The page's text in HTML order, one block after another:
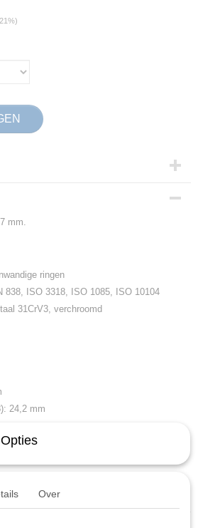
mm.
ringen
838, ISO 3318, ISO 1085, ISO 10104
31CrV3, verchroomd
24,2 mm
11,6 mm
mm
Over